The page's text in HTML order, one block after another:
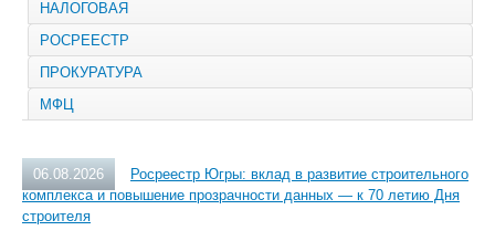
НАЛОГОВАЯ
РОСРЕЕСТР
ПРОКУРАТУРА
МФЦ
06.08.2026
Росреестр Югры: вклад в развитие строительного
комплекса и повышение прозрачности данных — к 70 летию Дня
строителя